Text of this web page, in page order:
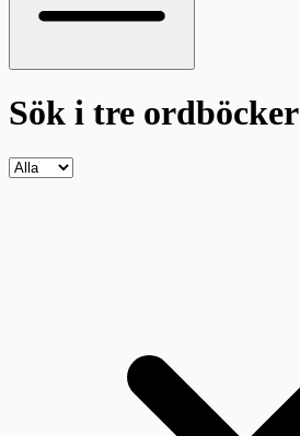
Sök i tre ordböcker